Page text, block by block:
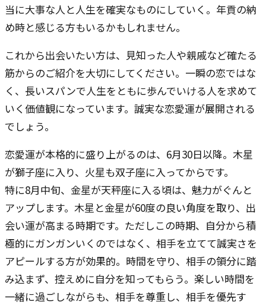
当に大事な人と人生を確実なものにしていく。年貢の納
め時と感じる方もいるかもしれません。
これから出会いたい方は、見知った人や親戚など確たる
筋からのご紹介を大切にしてください。一瞬の恋ではな
く、長いスパンで人生をともに歩んでいける人を求めて
いく価値観になっています。誠実な恋愛運が展開される
でしょう。
恋愛運が本格的に盛り上がるのは、6月30日以降。木星
が獅子座に入り、火星も双子座に入ってからです。
特に8月中旬、金星が天秤座に入る頃は、魅力がぐんと
アップします。木星と金星が60度の良い角度を取り、出
会い運が高まる時期です。ただしこの時期、自分から積
極的にガンガンいくのではなく、相手を立てて誠実さを
アピールする方が効果的。時間を守り、相手の領分に踏
み込まず、控えめに自分を知ってもらう。楽しい時間を
一緒に過ごしながらも、相手を尊重し、相手を優先す